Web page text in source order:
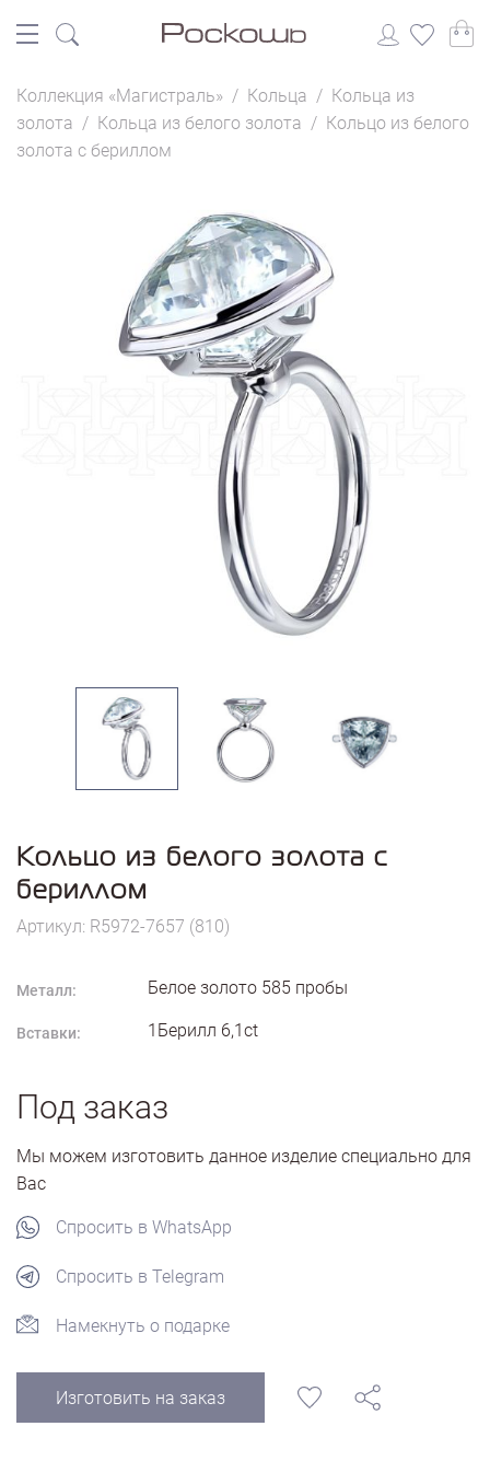
Коллекция «Магистраль» / Кольца / Кольца из
золота / Кольца из белого золота / Кольцо из белого
золота с бериллом
Кольцо из белого золота с
бериллом
Артикул: R5972-7657 (810)
Металл: Белое золото 585 пробы
Вставки: 1Берилл 6,1ct
Под заказ
Мы можем изготовить данное изделие специально для
Вас
Спросить в WhatsApp
Спросить в Telegram
Намекнуть о подарке
Изготовить на заказ